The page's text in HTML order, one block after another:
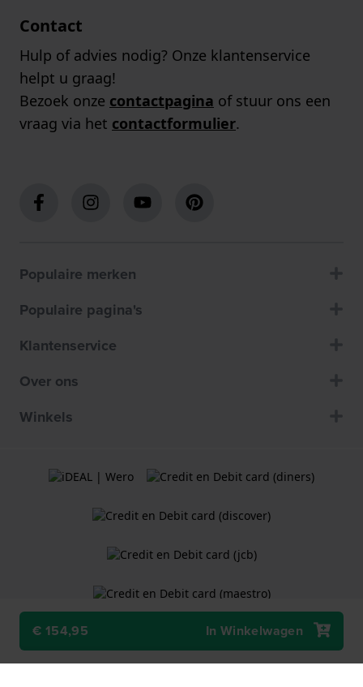
€ 154,95 In Winkelwagen
Contact
Hulp of advies nodig? Onze klantenservice
helpt u graag!
Bezoek onze contactpagina of stuur ons een
vraag via het contactformulier.
Populaire merken
Populaire pagina's
Klantenservice
Over ons
Winkels